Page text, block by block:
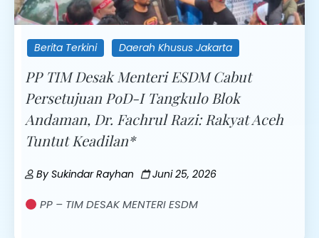
Berita Terkini Daerah Khusus Jakarta
PP TIM Desak Menteri ESDM Cabut
Persetujuan PoD-I Tangkulo Blok
Andaman, Dr. Fachrul Razi: Rakyat Aceh
Tuntut Keadilan*
BySukindar Rayhan Juni 25, 2026
PP – TIM DESAK MENTERI ESDM